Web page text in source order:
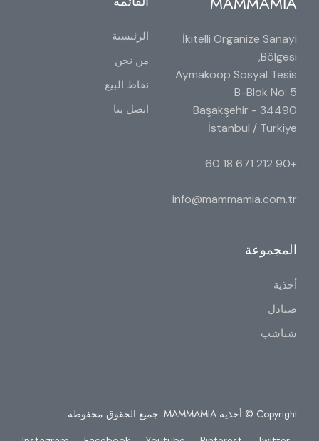
İkitelli Organize Sanayi
Bölgesi,
Aymakoop Sosyal Tesis
B-Blok No: 5
34490 Başakşehir -
İstanbul / Türkiye
+90 212 671 18 60
info@mammamia.com.tr
الرئيسية
من نحن
نقاط البيع
اتصل بنا
المجموعة
أحذية
صنادل
شباشب
Copyright © أحذية MAMMAMIA. جميع الحقوق محفوظة.